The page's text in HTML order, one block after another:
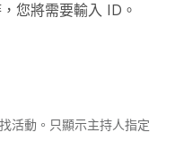
您將需要輸入 ID。
活動。只顯示主持人指定